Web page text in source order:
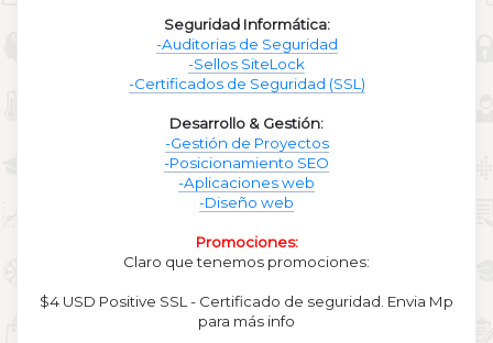
Seguridad Informática:
-Auditorias de Seguridad
-Sellos SiteLock
-Certificados de Seguridad (SSL)
Desarrollo & Gestión:
-Gestión de Proyectos
-Posicionamiento SEO
-Aplicaciones web
-Diseño web
Promociones:
Claro que tenemos promociones:
$4 USD Positive SSL - Certificado de seguridad. Envia Mp
para más info